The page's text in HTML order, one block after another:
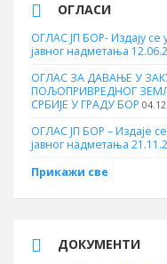
ОГЛАСИ
ОГЛАС ЈП БОР- Издају се
јавног надметања
ОГЛАС ЗА ДАВАЊЕ У
ПОЉОПРИВРЕДНОГ
СРБИЈЕ У ГРАДУ БОР
ОГЛАС ЈП БОР – Издаје
јавног надметања
Прикажи све
ДОКУМЕНТИ